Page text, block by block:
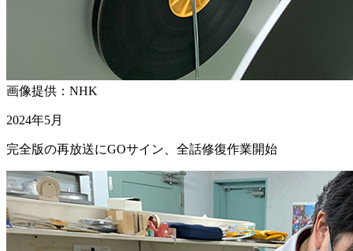
画像提供：NHK
2024年5月
完全版の再放送にGOサイン、全話修復作業開始